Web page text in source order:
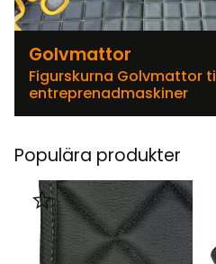
Golvmattor
Figurskurna Golvmattor
entreprenadmaskiner
Populära produkter
Lägg till i favoriter